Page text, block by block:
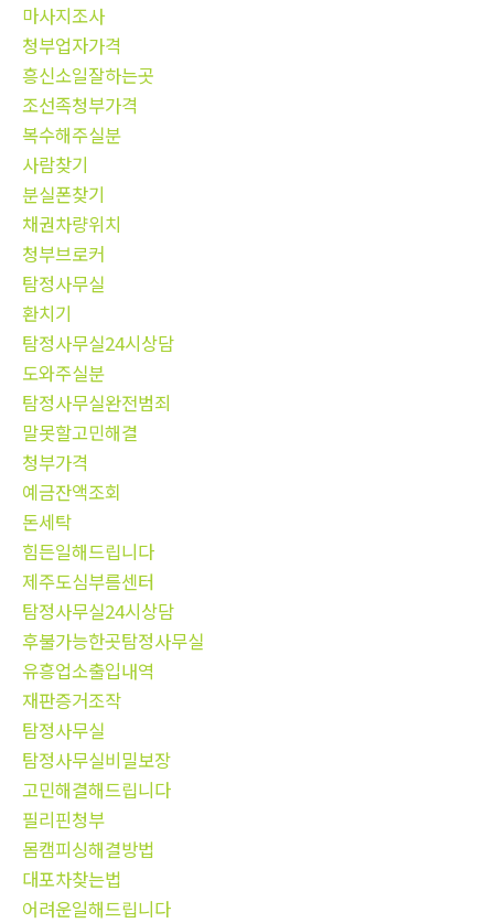
마사지조사
청부업자가격
흥신소일잘하는곳
조선족청부가격
복수해주실분
사람찾기
분실폰찾기
채권차량위치
청부브로커
탐정사무실
환치기
탐정사무실24시상담
도와주실분
탐정사무실완전범죄
말못할고민해결
청부가격
예금잔액조회
돈세탁
힘든일해드립니다
제주도심부름센터
탐정사무실24시상담
후불가능한곳탐정사무실
유흥업소출입내역
재판증거조작
탐정사무실
탐정사무실비밀보장
고민해결해드립니다
필리핀청부
몸캠피싱해결방법
대포차찾는법
어려운일해드립니다